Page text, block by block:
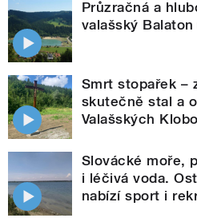
Průzračná a
valašský
Smrt stopařek –
skutečně stal a
Valašských
Slovácké moře,
i léčivá voda.
nabízí sport i